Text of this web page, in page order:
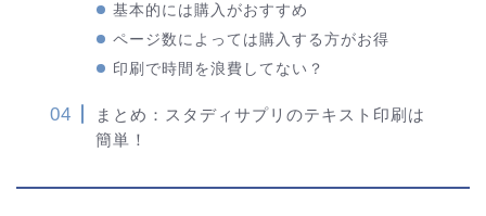
基本的には購入がおすすめ
ページ数によっては購入する方がお得
印刷で時間を浪費してない？
まとめ：スタディサプリのテキスト印刷は
簡単！